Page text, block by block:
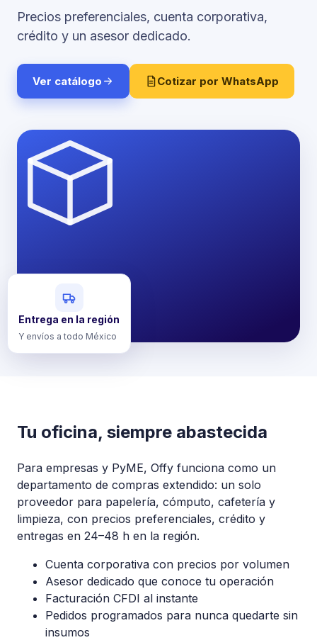
Precios preferenciales, cuenta corporativa,
crédito y un asesor dedicado.
Ver catálogo Cotizar por WhatsApp
Entrega en la región
Y envíos a todo México
Tu oficina, siempre abastecida
Para empresas y PyME, Offy funciona como un
departamento de compras extendido: un solo
proveedor para papelería, cómputo, cafetería y
limpieza, con precios preferenciales, crédito y
entregas en 24–48 h en la región.
Cuenta corporativa con precios por volumen
Asesor dedicado que conoce tu operación
Facturación CFDI al instante
Pedidos programados para nunca quedarte sin
insumos